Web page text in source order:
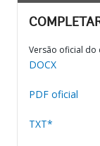
Versão oficial do
DOCX
PDF oficial
TXT*